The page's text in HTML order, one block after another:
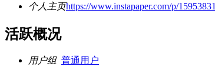
个人主页https://www.instapaper.com/p/15953831
活跃概况
用户组 普通用户